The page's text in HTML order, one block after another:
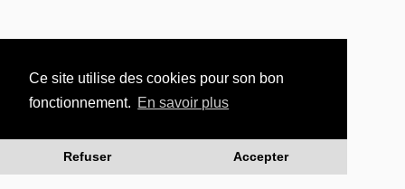
Ce site utilise des cookies pour son bon
fonctionnement. En savoir plus
Refuser Accepter